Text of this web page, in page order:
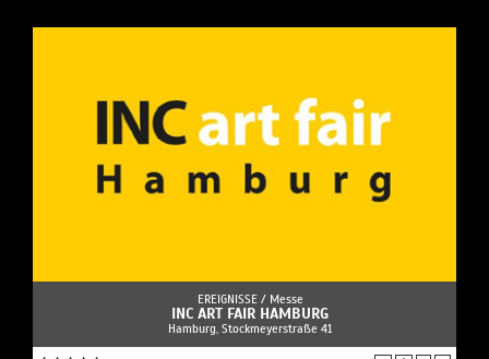
EREIGNISSE / Messe
INC ART FAIR HAMBURG
Hamburg, Stockmeyerstraße 41